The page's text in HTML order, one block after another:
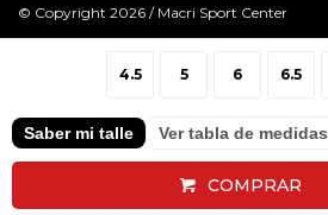
4.5 5 6 6.5
Saber mi talle Ver tabla de medidas
COMPRAR
© Copyright 2026 / Macri Sport Center